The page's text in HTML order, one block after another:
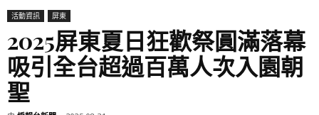
活動資訊 屏東
2025屏東夏日狂歡祭圓滿落幕
吸引全台超過百萬人次入園朝
聖